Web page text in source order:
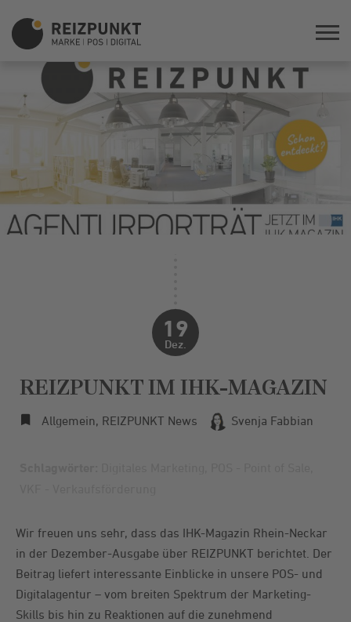
19
Dez.
REIZPUNKT IM IHK-MAGAZIN
Allgemein, REIZPUNKT News Svenja Fabbian
Wir freuen uns sehr, dass das IHK-Magazin Rhein-Neckar
in der Dezember-Ausgabe über REIZPUNKT berichtet. Der
Beitrag liefert interessante Einblicke in unsere POS- und
Digitalagentur – vom breiten Spektrum der Marketing-
Skills bis hin zu Reaktionen auf die zunehmend